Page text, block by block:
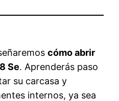
cómo abrir
Se. Aprenderás paso
su carcasa y
internos, ya sea